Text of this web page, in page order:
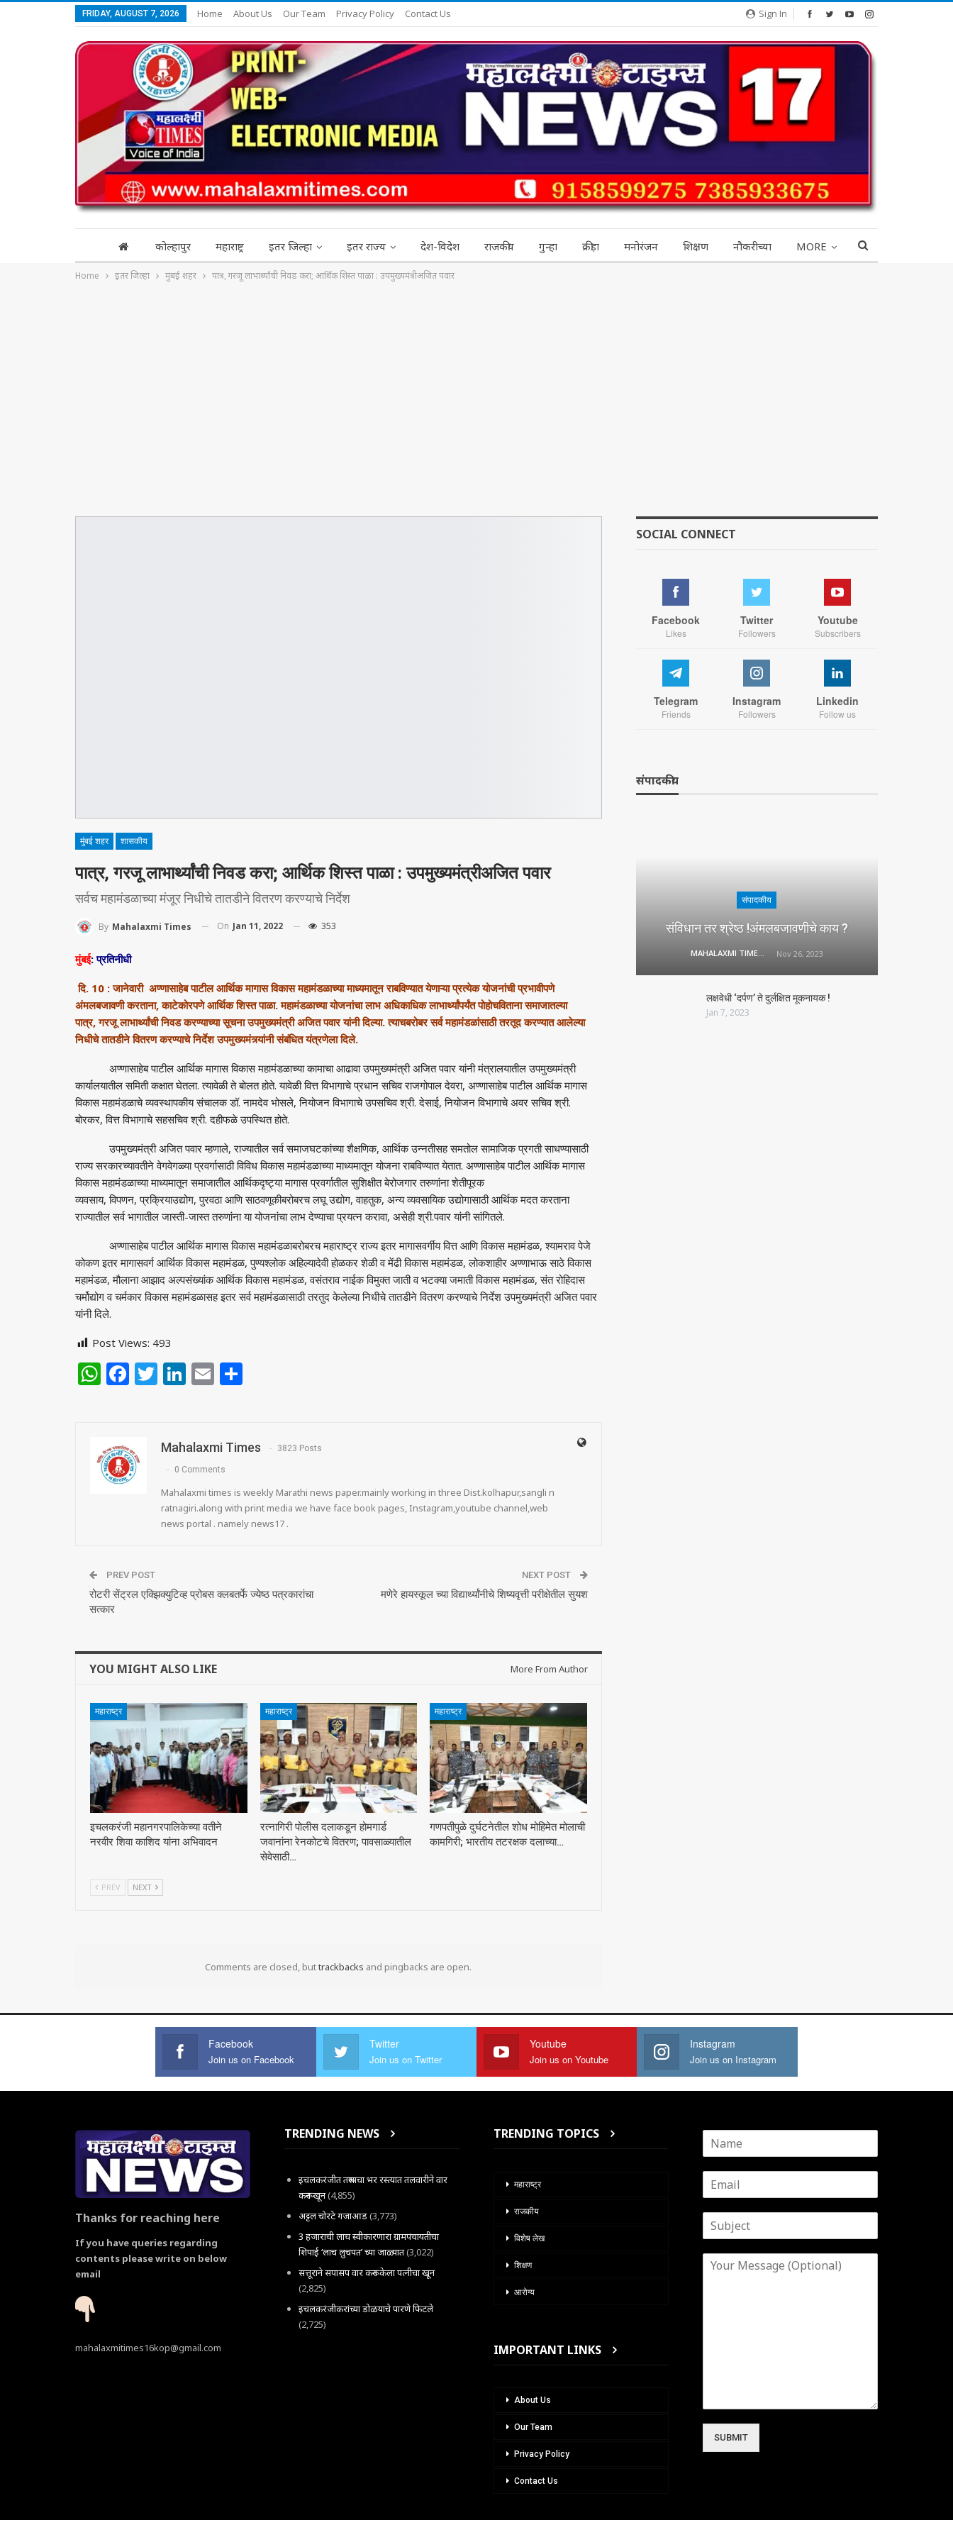
Sign In
FRIDAY, AUGUST 7, 2026 Home About Us Our Team Privacy Policy Contact Us
कोल्हापुर महाराष्ट्र इतर जिल्हा इतर राज्य देश-विदेश राजकीय गुन्हा क्रीड़ा मनोरंजन शिक्षण नौकरीच्या MORE
Home इतर जिल्हा मुंबई शहर पात्र, गरजू लाभार्थ्यांची निवड करा; आर्थिक शिस्त पाळा : उपमुख्यमंत्रीअजित पवार
मुंबई शहर शासकीय
पात्र, गरजू लाभार्थ्यांची निवड करा; आर्थिक शिस्त पाळा : उपमुख्यमंत्रीअजित पवार
सर्वच महामंडळाच्या मंजूर निधीचे तातडीने वितरण करण्याचे निर्देश
By Mahalaxmi Times On Jan 11, 2022 353
मुंबई: प्रतिनीधी
दि. 10 : जानेवारी अण्णासाहेब पाटील आर्थिक‍ मागास विकास महामंडळाच्या माध्यमातून राबविण्यात येणाऱ्या प्रत्येक योजनांची प्रभावीपणे
अंमलबजावणी करताना,काटेकोरपणे आर्थिक शिस्त पाळा. महामंडळाच्या योजनांचा लाभ अधिकाधिक लाभार्थ्यांपर्यंत पोहोचविताना समाजातल्या
पात्र,गरजू लाभार्थ्यांची निवड करण्याच्या सूचना उपमुख्यमंत्री अजित पवार यांनी दिल्या. त्याचबरोबर सर्व महामंडळांसाठी तरतूद करण्यात आलेल्या
निधीचे तातडीने वितरण करण्याचे निर्देश उपमुख्यमंत्र्यांनी संबंधित यंत्रणेला दिले.
अण्णासाहेब पाटील आर्थिक मागास विकास महामंडळाच्या कामाचा आढावा उपमुख्यमंत्री अजित पवार यांनी मंत्रालयातील उपमुख्यमंत्री
कार्यालयातील समिती कक्षात घेतला. त्यावेळी ते बोलत होते. यावेळी वित्त विभागाचे प्रधान सचिव राजगोपाल देवरा, अण्णासाहेब पाटील आर्थिक मागास
विकास महामंडळाचे व्यवस्थापकीय संचालक डॉ. नामदेव भोसले,नियोजन विभागाचे उपसचिव श्री. देसाई,नियोजन विभागाचे अवर सचिव श्री.
बोरकर,वित्त विभागाचे सहसचिव श्री. दहीफळे उपस्थित होते.
उपमुख्यमंत्री अजित पवार म्हणाले,राज्यातील सर्व समाजघटकांच्या शैक्षणिक, आर्थिक उन्नतीसह समतोल सामाजिक प्रगती साधण्यासाठी
राज्य सरकारच्यावतीने वेगवेगळ्या प्रवर्गासाठी विविध विकास महामंडळाच्या माध्यमातून योजना राबविण्यात येतात. अण्णासाहेब पाटील आर्थिक मागास
विकास महामंडळाच्या माध्यमातून समाजातील आर्थिकदृष्ट्या मागास प्रवर्गातील सुशिक्षीत बेरोजगार तरुणांना शेतीपूरक
व्यवसाय,विपणन,प्रक्रियाउद्योग,पुरवठा आणि साठवणूकीबरोबरच लघू उद्योग,वाहतुक, अन्य व्यवसायिक उद्योगासाठी आर्थिक मदत करताना
राज्यातील सर्व भागातील जास्ती-जास्त तरुणांना या योजनांचा लाभ देण्याचा प्रयत्न करावा, असेही श्री.पवार यांनी सांगितले.
अण्णासाहेब पाटील आर्थिक मागास विकास महामंडळाबरोबरच महाराष्ट्र राज्य इतर मागासवर्गीय वित्त आणि विकास महामंडळ,श्यामराव पेजे
कोकण इतर मागासवर्ग आर्थिक विकास महामंडळ,पुण्यश्लोक अहिल्यादेवी होळकर शेळी व मेंढी विकास महामंडळ,लोकशाहीर अण्णाभाऊ साठे विकास
महामंडळ,मौलाना आझाद अल्पसंख्यांक आर्थिक विकास महामंडळ,वसंतराव नाईक विमुक्त जाती व भटक्या जमाती विकास महामंडळ,संत रोहिदास
चर्मोद्योग व चर्मकार विकास महामंडळासह इतर सर्व महामंडळासाठी तरतुद केलेल्या निधीचे तातडीने वितरण करण्याचे निर्देश उपमुख्यमंत्री अजित पवार
यांनी दिले.
Post Views: 493
WhatsApp
Facebook
Twitter
LinkedIn
Email
Mahalaxmi Times 3823 Posts
0 Comments
Mahalaxmi times is weekly Marathi news paper.mainly working in three Dist.kolhapur,sangli n
ratnagiri.along with print media we have face book pages, Instagram,youtube channel,web
news portal . namely news17 .
PREV POST
रोटरी सेंट्रल एक्झिक्युटिव्ह प्रोबस क्लबतर्फे ज्येष्ठ पत्रकारांचा
सत्कार
NEXT POST
मणेरे हायस्कूल च्या विद्यार्थ्यांनीचे शिष्यवृत्ती परीक्षेतील सुयश
YOU MIGHT ALSO LIKE More From Author
महाराष्ट्र
इचलकरंजी महानगरपालिकेच्या वतीने
नरवीर शिवा काशिद यांना अभिवादन
महाराष्ट्र
रत्नागिरी पोलीस दलाकडून होमगार्ड
जवानांना रेनकोटचे वितरण; पावसाळ्यातील
सेवेसाठी…
महाराष्ट्र
गणपतीपुळे दुर्घटनेतील शोध मोहिमेत मोलाची
कामगिरी; भारतीय तटरक्षक दलाच्या…
PREV NEXT
Comments are closed, buttrackbacks and pingbacks are open.
SOCIAL CONNECT
Facebook
Likes
Twitter
Followers
Youtube
Subscribers
Telegram
Friends
Instagram
Followers
Linkedin
Follow us
संपादकीय
संपादकीय
संविधान तर श्रेष्ठ !अंमलबजावणीचे काय ?
MAHALAXMI TIMES Nov 26, 2023
लक्षवेधी ‘दर्पण’ ते दुर्लक्षित मूकनायक !
Jan 7, 2023
Facebook
Join us on Facebook
Twitter
Join us on Twitter
Youtube
Join us on Youtube
Instagram
Join us on Instagram
Thanks for reaching here
If you have queries regarding
contents please write on below
email
mahalaxmitimes16kop@gmail.com
TRENDING NEWS
इचलकरंजीत तरूणाचा भर रस्त्यात तलवारीने वार
करून खून(4,855)
अट्टल चोरटे गजाआड(3,773)
3 हजाराची लाच स्वीकारणारा ग्रामपंचायतीचा
शिपाई ‘लाच लुचपत’ च्या जाळ्यात(3,022)
सत्तूराने सपासप वार करून केला पत्नीचा खून
(2,825)
इचलकरंजीकरांच्या डोळयाचे पारणे फिटले
(2,725)
TRENDING TOPICS
महाराष्ट्र
राजकीय
विशेष लेख
शिक्षण
आरोग्य
IMPORTANT LINKS
About Us
Our Team
Privacy Policy
Contact Us
SUBMIT